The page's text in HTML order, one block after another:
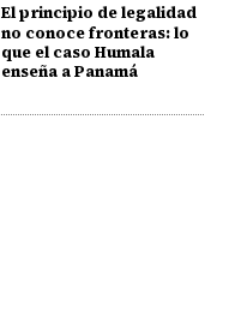
El principio de legalidad
no conoce fronteras: lo
que el caso Humala
enseña a Panamá